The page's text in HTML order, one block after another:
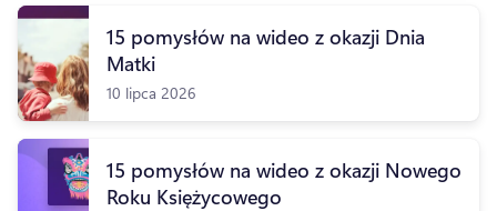
15 pomysłów na wideo z okazji Dnia
Matki
10 lipca 2026
15 pomysłów na wideo z okazji Nowego
Roku Księżycowego